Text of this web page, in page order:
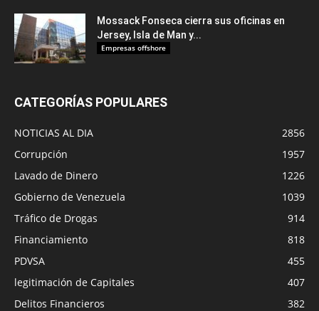
Mossack Fonseca cierra sus oficinas en
Jersey, Isla de Man y...
Empresas offshore
CATEGORÍAS POPULARES
NOTICIAS AL DIA
2856
Corrupción
1957
Lavado de Dinero
1226
Gobierno de Venezuela
1039
Tráfico de Drogas
914
Financiamiento
818
PDVSA
455
legitimación de Capitales
407
Delitos Financieros
382